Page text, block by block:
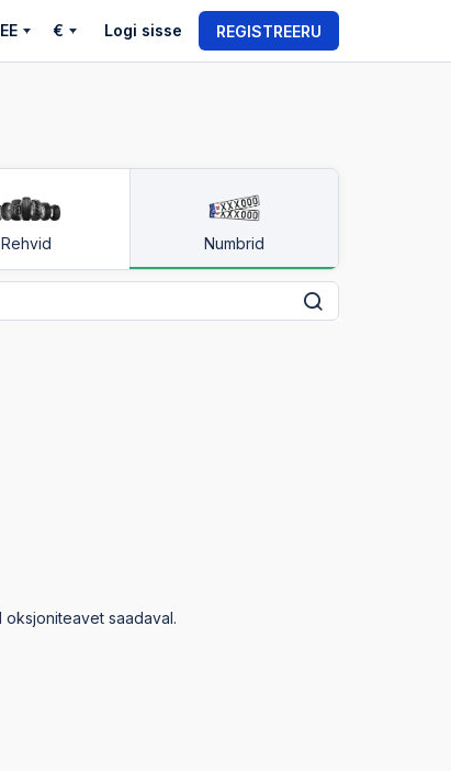
EE € Logi sisse REGISTREERU
Rehvid Numbrid
saadaval.